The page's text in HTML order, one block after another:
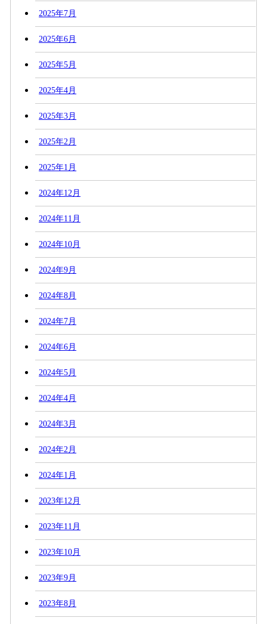
2025年7月
2025年6月
2025年5月
2025年4月
2025年3月
2025年2月
2025年1月
2024年12月
2024年11月
2024年10月
2024年9月
2024年8月
2024年7月
2024年6月
2024年5月
2024年4月
2024年3月
2024年2月
2024年1月
2023年12月
2023年11月
2023年10月
2023年9月
2023年8月